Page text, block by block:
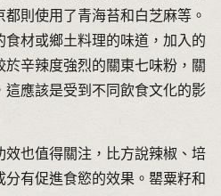
則使用了青海苔和白芝麻等。
材或鄉土料理的味道，加入的
辛辣度強烈的關東七味粉，關
這應該是受到不同飲食文化的影
也值得關注，比方說辣椒、培
有促進食慾的效果。罌粟籽和